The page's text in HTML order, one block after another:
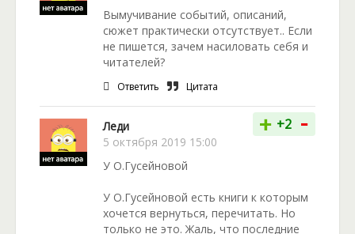
Вымучивание событий, описаний,
сюжет практически отсутствует.. Если
не пишется, зачем насиловать себя и
читателей?
Ответить Цитата
Леди
5 октября 2019 15:00
+ +2 -
У О.Гусейновой
У О.Гусейновой есть книги к которым
хочется вернуться, перечитать. Но
только не это. Жаль, что последние